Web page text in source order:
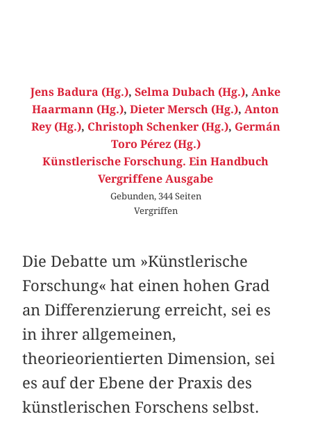
Jens Badura (Hg.), Selma Dubach (Hg.), Anke
Haarmann (Hg.), Dieter Mersch (Hg.), Anton
Rey (Hg.), Christoph Schenker (Hg.), Germán
Toro Pérez (Hg.)
Künstlerische Forschung. Ein Handbuch
Vergriffene Ausgabe
Gebunden, 344 Seiten
Vergriffen
Die Debatte um »Künstlerische
Forschung« hat einen hohen Grad
an Differenzierung erreicht, sei es
in ihrer allgemeinen,
theorieorientierten Dimension, sei
es auf der Ebene der Praxis des
künstlerischen Forschens selbst.